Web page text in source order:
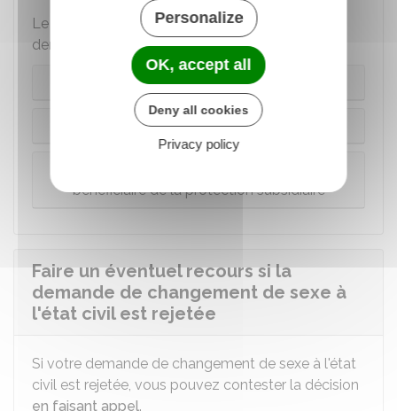
Le tribunal compétent pour examiner votre
demande est différent selon votre situation.
Vous êtes né en France
Vous êtes français né à l'étranger
bénéficiaire de la protection subsidiaire
Faire un éventuel recours si la
demande de changement de sexe à
l'état civil est rejetée
Si votre demande de changement de sexe à l'état
civil est rejetée, vous pouvez contester la décision
en faisant appel.
Personalize
OK, accept all
Deny all cookies
Privacy policy